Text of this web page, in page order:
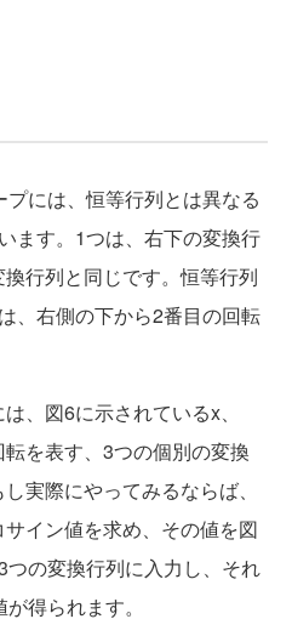
には、恒等行列とは異なる
ます。1つは、右下の変換行
行列と同じです。恒等行列
、右側の下から2番目の回転
、図6に示されているx、
を表す、3つの個別の変換
実際にやってみるならば、
イン値を求め、その値を図
の変換行列に入力し、それ
得られます。